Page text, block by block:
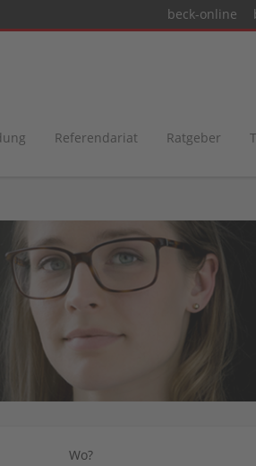
beck-online
Referendariat Ratgeber
Wo?